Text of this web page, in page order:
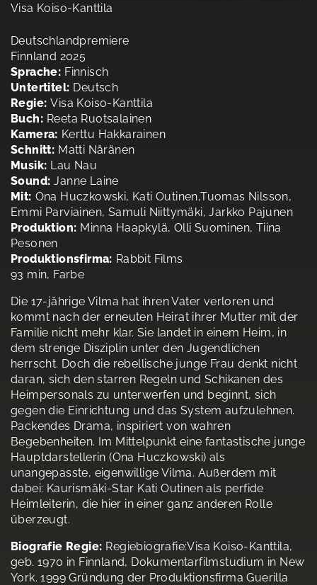
Visa Koiso-Kanttila
Deutschlandpremiere
Finnland 2025
Sprache: Finnisch
Untertitel: Deutsch
Regie: Visa Koiso-Kanttila
Buch: Reeta Ruotsalainen
Kamera: Kerttu Hakkarainen
Schnitt: Matti Näränen
Musik: Lau Nau
Sound: Janne Laine
Mit: Ona Huczkowski, Kati Outinen,Tuomas Nilsson,
Emmi Parviainen, Samuli Niittymäki, Jarkko Pajunen
Produktion: Minna Haapkylä, Olli Suominen, Tiina
Pesonen
Produktionsfirma: Rabbit Films
93 min, Farbe
Die 17-jährige Vilma hat ihren Vater verloren und
kommt nach der erneuten Heirat ihrer Mutter mit der
Familie nicht mehr klar. Sie landet in einem Heim, in
dem strenge Disziplin unter den Jugendlichen
herrscht. Doch die rebellische junge Frau denkt nicht
daran, sich den starren Regeln und Schikanen des
Heimpersonals zu unterwerfen und beginnt, sich
gegen die Einrichtung und das System aufzulehnen.
Packendes Drama, inspiriert von wahren
Begebenheiten. Im Mittelpunkt eine fantastische junge
Hauptdarstellerin (Ona Huczkowski) als
unangepasste, eigenwillige Vilma. Außerdem mit
dabei: Kaurismäki-Star Kati Outinen als perfide
Heimleiterin, die hier in einer ganz anderen Rolle
überzeugt.
Biografie Regie: Regiebiografie:Visa Koiso-Kanttila,
geb. 1970 in Finnland, Dokumentarfilmstudium in New
York. 1999 Gründung der Produktionsfirma Guerilla